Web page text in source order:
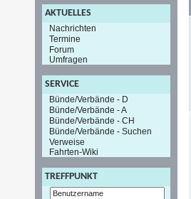
AKTUELLES
Nachrichten
Termine
Forum
Umfragen
SERVICE
Bünde/Verbände - D
Bünde/Verbände - A
Bünde/Verbände - CH
Bünde/Verbände - Suchen
Verweise
Fahrten-Wiki
TREFFPUNKT